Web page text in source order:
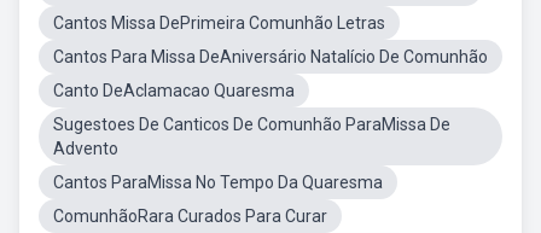
Cantos Missa DePrimeira Comunhão Letras
Cantos Para Missa DeAniversário Natalício De Comunhão
Canto DeAclamacao Quaresma
Sugestoes De Canticos De Comunhão ParaMissa De
Advento
Cantos ParaMissa No Tempo Da Quaresma
ComunhãoRara Curados Para Curar